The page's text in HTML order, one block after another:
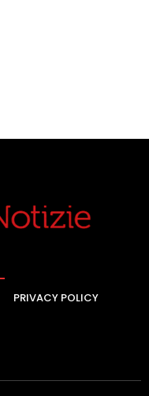
PRIVACY POLICY